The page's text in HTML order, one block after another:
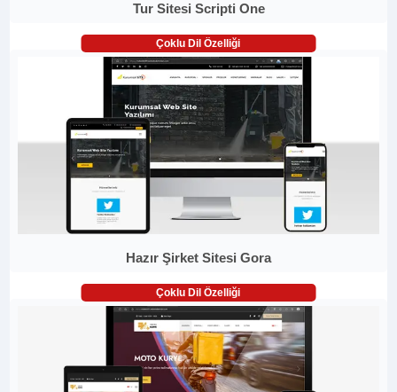
Tur Sitesi Scripti One
Çoklu Dil Özelliği
Hazır Şirket Sitesi Gora
Çoklu Dil Özelliği